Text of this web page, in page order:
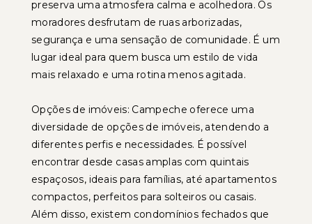
preserva uma atmosfera calma e acolhedora. Os
moradores desfrutam de ruas arborizadas,
segurança e uma sensação de comunidade. É um
lugar ideal para quem busca um estilo de vida
mais relaxado e uma rotina menos agitada.
Opções de imóveis: Campeche oferece uma
diversidade de opções de imóveis, atendendo a
diferentes perfis e necessidades. É possível
encontrar desde casas amplas com quintais
espaçosos, ideais para famílias, até apartamentos
compactos, perfeitos para solteiros ou casais.
Além disso, existem condomínios fechados que